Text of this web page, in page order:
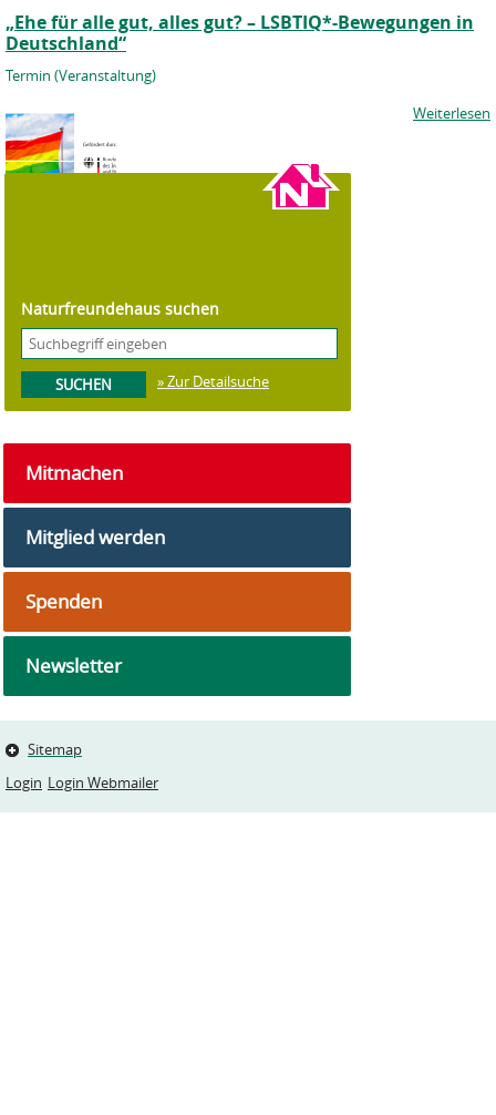
„Ehe für alle gut, alles gut? – LSBTIQ*-Bewegungen in
Deutschland“
Termin (Veranstaltung)
Weiterlesen
Naturfreundehaus suchen
» Zur Detailsuche
Mitmachen
Mitglied werden
Spenden
Newsletter
Sitemap
Login Login Webmailer